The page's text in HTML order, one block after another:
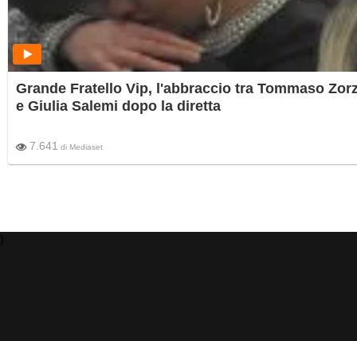
Grande Fratello Vip, l'abbraccio tra Tommaso
e Giulia Salemi dopo la diretta
7.641 di Mediaset